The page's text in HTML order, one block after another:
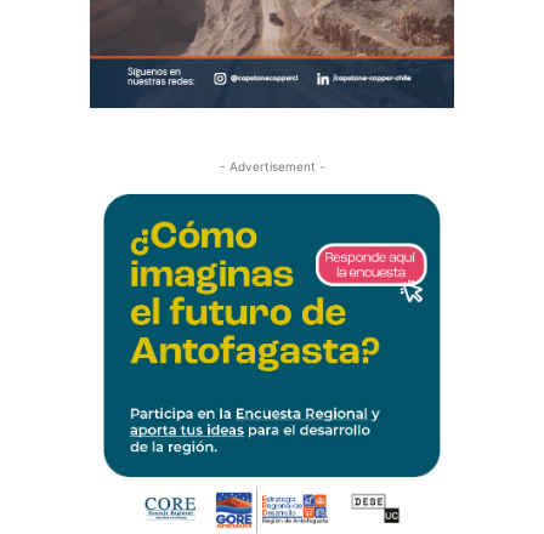
- Advertisement -